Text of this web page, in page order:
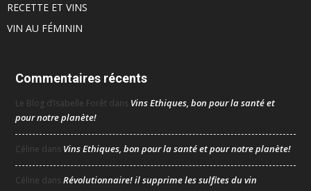
RECETTE ET VINS
VIN AU FÉMININ
Commentaires récents
Le Blog d’Isabelle Forêt dans Vins Ethiques, bon pour la santé et
pour notre planète!
Céline dans Vins Ethiques, bon pour la santé et pour notre planète!
Céline dansRévolutionnaire! il supprime les sulfites du vin